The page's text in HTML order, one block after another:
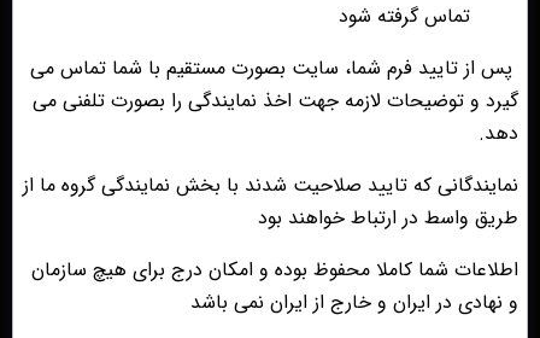
تماس گرفته شود
پس از تایید فرم شما، سایت بصورت مستقیم با شما تماس می
گیرد و توضیحات لازمه جهت اخذ نمایندگی را بصورت تلفنی می
دهد.
نمایندگانی که تایید صلاحیت شدند با بخش نمایندگی گروه ما از
طریق واسط در ارتباط خواهند بود
اطلاعات شما کاملا محفوظ بوده و امکان درج برای هیچ سازمان
و نهادی در ایران و خارج از ایران نمی باشد